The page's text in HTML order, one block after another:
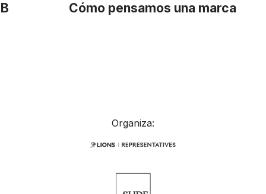
Cómo pensamos una marca
Organiza: